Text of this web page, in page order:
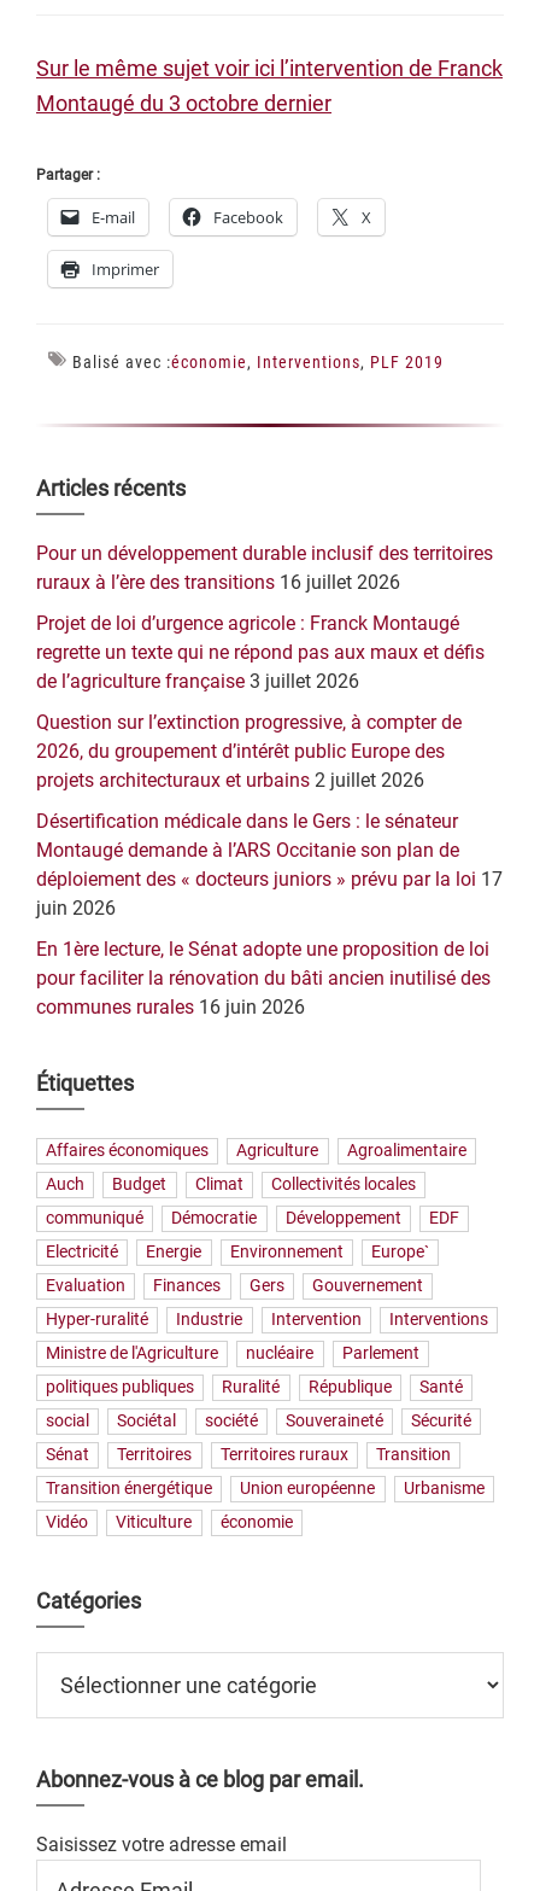
Sur le même sujet voir ici l’intervention de Franck
Montaugé du 3 octobre dernier
Partager :
E-mail Facebook X
Imprimer
Balisé avec :économie, Interventions, PLF 2019
Barre
latérale
principale
Articles récents
Pour un développement durable inclusif des territoires
ruraux à l’ère des transitions 16 juillet 2026
Projet de loi d’urgence agricole : Franck Montaugé
regrette un texte qui ne répond pas aux maux et défis
de l’agriculture française 3 juillet 2026
Question sur l’extinction progressive, à compter de
2026, du groupement d’intérêt public Europe des
projets architecturaux et urbains 2 juillet 2026
Désertification médicale dans le Gers : le sénateur
Montaugé demande à l’ARS Occitanie son plan de
déploiement des « docteurs juniors » prévu par la loi 17
juin 2026
En 1ère lecture, le Sénat adopte une proposition de loi
pour faciliter la rénovation du bâti ancien inutilisé des
communes rurales 16 juin 2026
Étiquettes
Affaires économiques Agriculture
Agroalimentaire
Auch
Budget Climat
Collectivités locales
communiqué
Démocratie Développement
EDF
Electricité
Energie Environnement
Europe`
Evaluation
Finances Gers
Gouvernement
Hyper-ruralité
Industrie Intervention
Interventions
Ministre de l'Agriculture
nucléaire
Parlement
politiques publiques
Ruralité République
Santé
social
Sociétal société Souveraineté
Sécurité
Sénat
Territoires Territoires ruraux
Transition
Transition énergétique
Union européenne
Urbanisme
Vidéo
Viticulture économie
Catégories
Abonnez-vous à ce blog par email.
Saisissez votre adresse email